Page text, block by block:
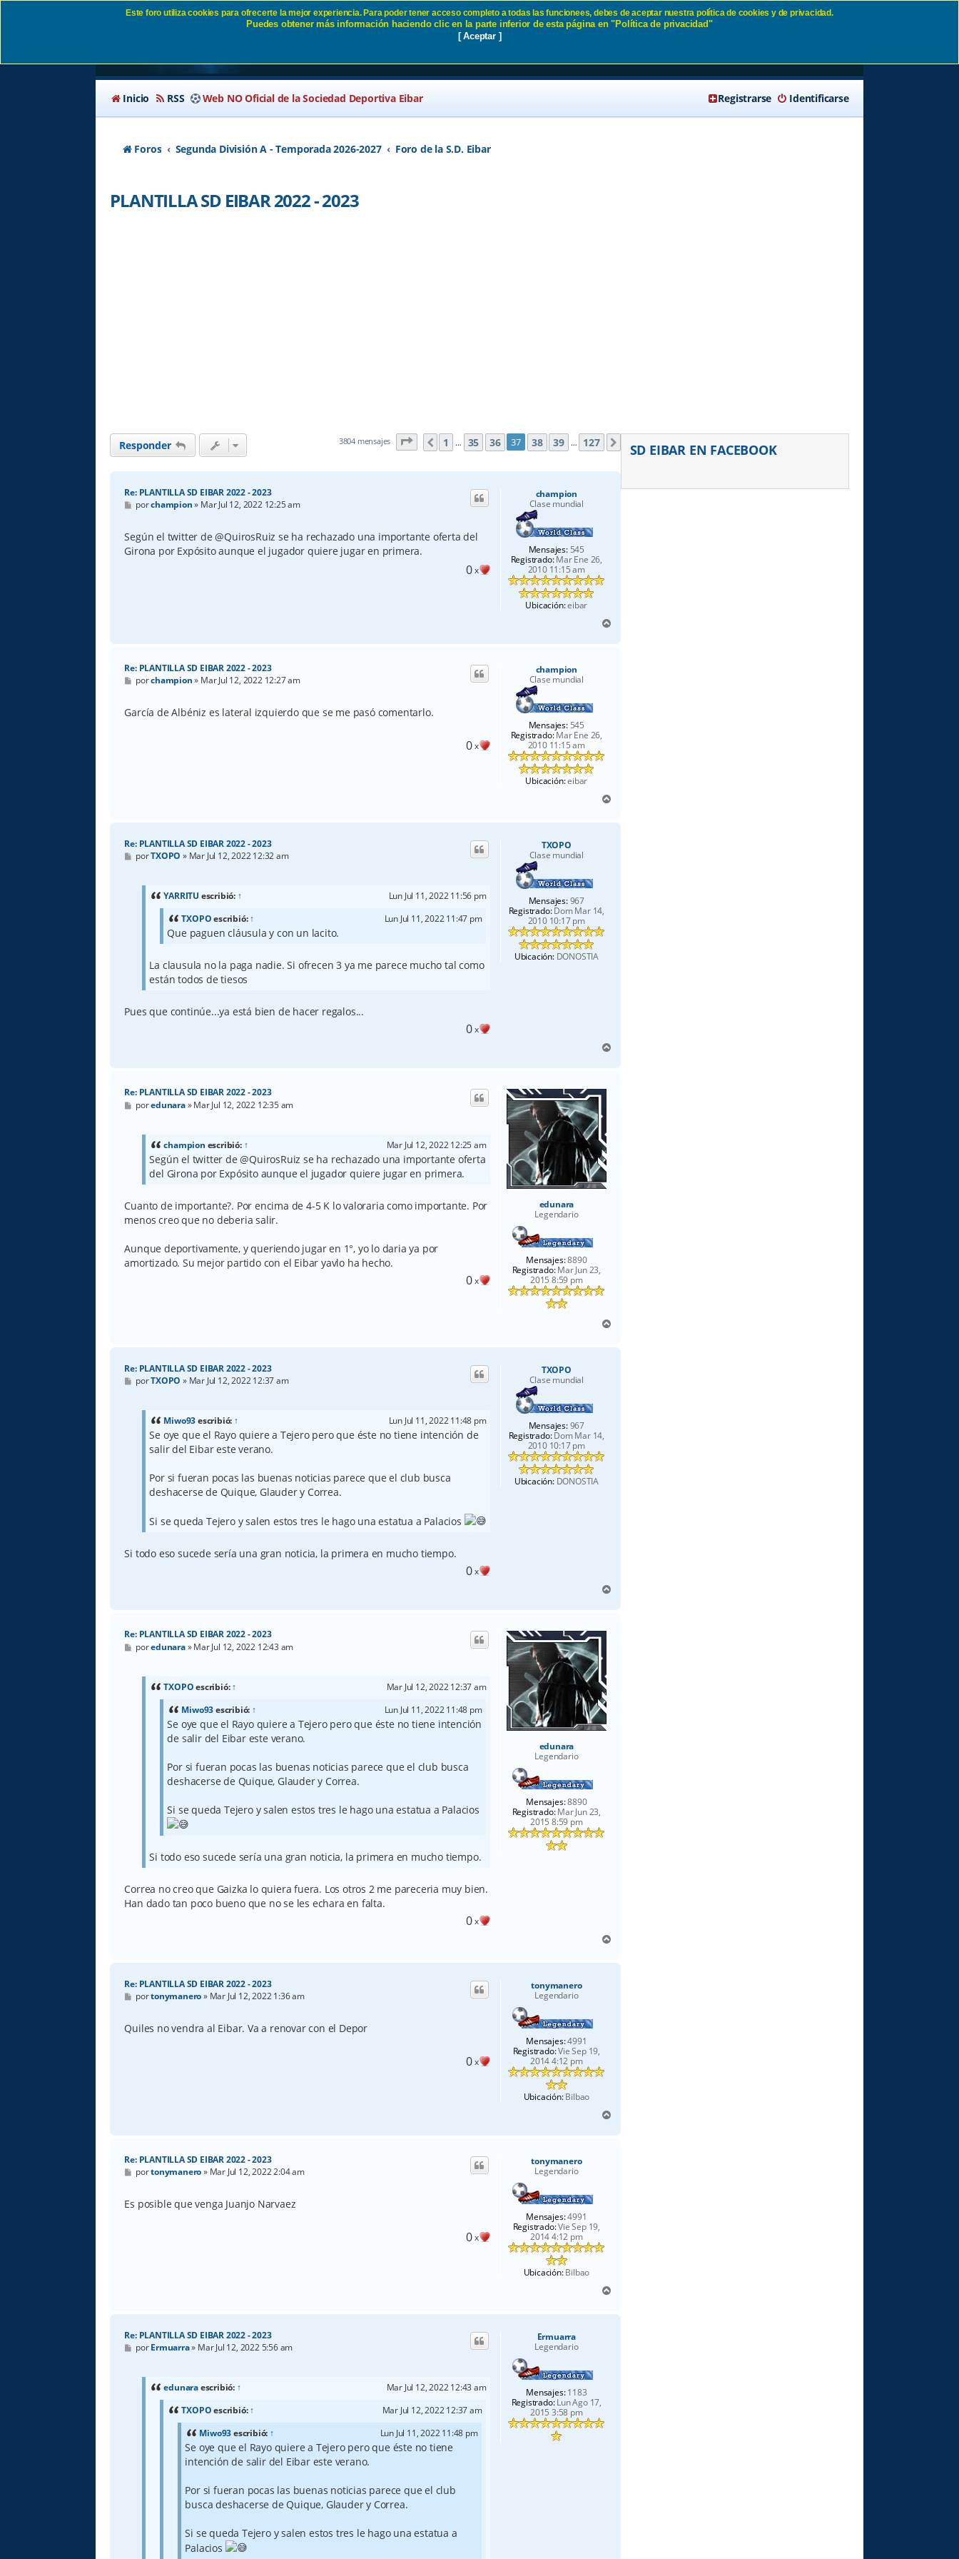
PLANTILLA SD EIBAR 2022 - 2023 - Página 37 SD Eibar
Inicio RSS Web NO Oficial de la Sociedad Deportiva Eibar Identificarse
Registrarse
Foros Segunda División A - Temporada 2026-2027 Foro de la S.D. Eibar
PLANTILLA SD EIBAR 2022 - 2023
Responder 3804 mensajes Página 37de127
Anterior
1 … 35 36 37 38 39 … 127 Siguiente
champion
Clase mundial
Mensajes:545
Registrado:Mar Ene 26,
2010 11:15 am
Ubicación:eibar
Re: PLANTILLA SD EIBAR 2022 - 2023
M
e
s
a
j
porchampion» Mar Jul 12, 2022 12:25 am
Según el twitter de @QuirosRuiz se ha rechazado una importante oferta del
Girona por Expósito aunque el jugador quiere jugar en primera.
0x
r
champion
Clase mundial
Mensajes:545
Registrado:Mar Ene 26,
2010 11:15 am
Ubicación:eibar
Re: PLANTILLA SD EIBAR 2022 - 2023
M
e
s
a
porchampion» Mar Jul 12, 2022 12:27 am
García de Albéniz es lateral izquierdo que se me pasó comentarlo.
0x
r
TXOPO
Clase mundial
Mensajes:967
Registrado:Dom Mar 14,
2010 10:17 pm
Ubicación:DONOSTIA
Re: PLANTILLA SD EIBAR 2022 - 2023
M
e
porTXOPO » Mar Jul 12, 2022 12:32 am
YARRITU escribió: ↑
Lun Jul 11, 2022 11:56 pm
TXOPOescribió:↑ Lun Jul 11, 2022 11:47 pm
Que paguen cláusula y con un lacito.
La clausula no la paga nadie. Si ofrecen 3 ya me parece mucho tal como
están todos de tiesos
Pues que continúe...ya está bien de hacer regalos...
0x
r
edunara
Legendario
Mensajes:8890
Registrado:Mar Jun 23,
2015 8:59 pm
Re: PLANTILLA SD EIBAR 2022 - 2023
M
e
poredunara»Mar Jul 12, 2022 12:35 am
champion escribió: ↑ Mar Jul 12, 2022 12:25 am
Según el twitter de @QuirosRuiz se ha rechazado una importante oferta
del Girona por Expósito aunque el jugador quiere jugar en primera.
Cuanto de importante?. Por encima de 4-5 K lo valoraria como importante. Por
menos creo que no deberia salir.
Aunque deportivamente, y queriendo jugar en 1°, yo lo daria ya por
amortizado. Su mejor partido con el Eibar yavlo ha hecho.
0x
r
TXOPO
Clase mundial
Mensajes:967
Registrado:Dom Mar 14,
2010 10:17 pm
Ubicación:DONOSTIA
Re: PLANTILLA SD EIBAR 2022 - 2023
M
e
porTXOPO » Mar Jul 12, 2022 12:37 am
Miwo93escribió: ↑ Lun Jul 11, 2022 11:48 pm
Se oye que el Rayo quiere a Tejero pero que éste no tiene intención de
salir del Eibar este verano.
Por si fueran pocas las buenas noticias parece que el club busca
deshacerse de Quique, Glauder y Correa.
Si se queda Tejero y salen estos tres le hago una estatua a Palacios
Si todo eso sucede sería una gran noticia, la primera en mucho tiempo.
0x
r
edunara
Legendario
Mensajes:8890
Registrado:Mar Jun 23,
2015 8:59 pm
Re: PLANTILLA SD EIBAR 2022 - 2023
M
e
poredunara»Mar Jul 12, 2022 12:43 am
TXOPOescribió:↑
Mar Jul 12, 2022 12:37 am
Miwo93escribió: ↑ Lun Jul 11, 2022 11:48 pm
Se oye que el Rayo quiere a Tejero pero que éste no tiene intención
de salir del Eibar este verano.
Por si fueran pocas las buenas noticias parece que el club busca
deshacerse de Quique, Glauder y Correa.
Si se queda Tejero y salen estos tres le hago una estatua a Palacios
Si todo eso sucede sería una gran noticia, la primera en mucho tiempo.
Correa no creo que Gaizka lo quiera fuera. Los otros 2 me pareceria muy bien.
Han dado tan poco bueno que no se les echara en falta.
0x
r
tonymanero
Legendario
Mensajes:4991
Registrado:Vie Sep 19,
2014 4:12 pm
Ubicación:Bilbao
Re: PLANTILLA SD EIBAR 2022 - 2023
M
e
s
a
portonymanero» Mar Jul 12, 2022 1:36 am
Quiles no vendra al Eibar. Va a renovar con el Depor
0x
r
tonymanero
Legendario
Mensajes:4991
Registrado:Vie Sep 19,
2014 4:12 pm
Ubicación:Bilbao
Re: PLANTILLA SD EIBAR 2022 - 2023
M
e
s
a
portonymanero» Mar Jul 12, 2022 2:04 am
Es posible que venga Juanjo Narvaez
0x
r
Ermuarra
Legendario
Mensajes:1183
Registrado:Lun Ago 17,
2015 3:58 pm
Re: PLANTILLA SD EIBAR 2022 - 2023
M
e
porErmuarra» Mar Jul 12, 2022 5:56 am
edunaraescribió: ↑
Mar Jul 12, 2022 12:43 am
TXOPOescribió:↑
Mar Jul 12, 2022 12:37 am
Miwo93escribió: ↑ Lun Jul 11, 2022 11:48 pm
Se oye que el Rayo quiere a Tejero pero que éste no tiene
intención de salir del Eibar este verano.
Por si fueran pocas las buenas noticias parece que el club
busca deshacerse de Quique, Glauder y Correa.
Si se queda Tejero y salen estos tres le hago una estatua a
Palacios
SD EIBAR EN FACEBOOK
Este foro utiliza cookies para ofrecerte la mejor experiencia. Para poder tener acceso completo a todas las funcionees, debes de aceptar nuestra política de cookies y de privacidad.
Puedes obtener más información haciendo clic en la parte inferior de esta página en "Política de privacidad"
[ Aceptar ]